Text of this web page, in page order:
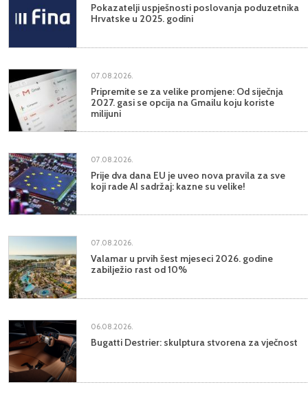
Pokazatelji uspješnosti poslovanja poduzetnika
Hrvatske u 2025. godini
07.08.2026.
Pripremite se za velike promjene: Od siječnja
2027. gasi se opcija na Gmailu koju koriste
milijuni
07.08.2026.
Prije dva dana EU je uveo nova pravila za sve
koji rade AI sadržaj: kazne su velike!
07.08.2026.
Valamar u prvih šest mjeseci 2026. godine
zabilježio rast od 10%
06.08.2026.
Bugatti Destrier: skulptura stvorena za vječnost